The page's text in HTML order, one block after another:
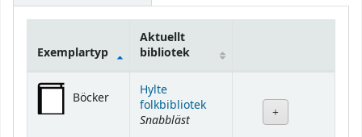
Bestånd
Exemplartyp
Aktuellt
bibliotek
Böcker
Hylte
folkbibliotek
Snabbläst